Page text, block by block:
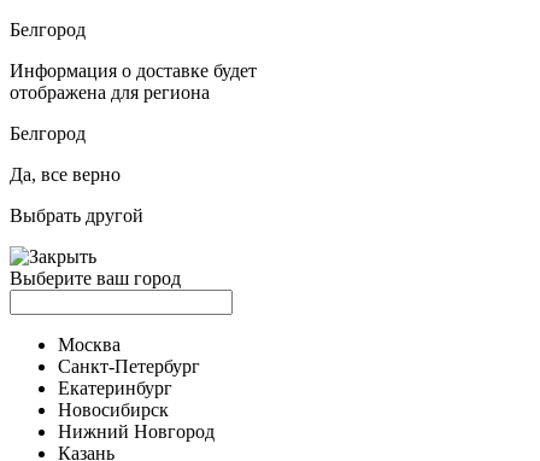
Белгород
Информация о доставке будет
отображена для региона
Белгород
Да, все верно
Выбрать другой
Выберите ваш город
Москва
Санкт-Петербург
Екатеринбург
Новосибирск
Нижний Новгород
Казань